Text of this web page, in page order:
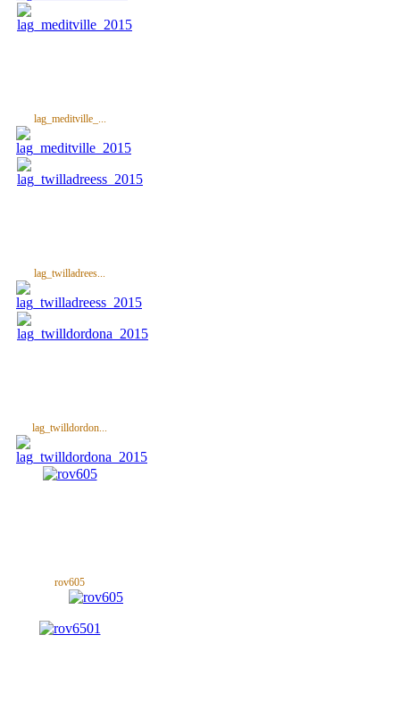
lag_meditville_...
lag_twilladrees...
lag_twilldordon...
rov605